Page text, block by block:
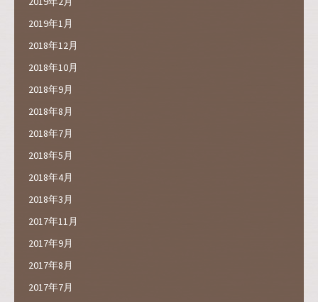
2019年1月
2018年12月
2018年10月
2018年9月
2018年8月
2018年7月
2018年5月
2018年4月
2018年3月
2017年11月
2017年9月
2017年8月
2017年7月